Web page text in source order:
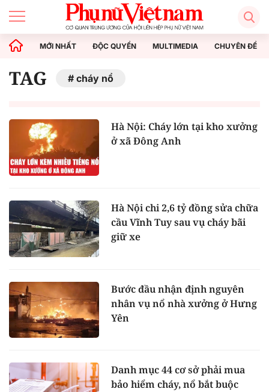
MỚI NHẤT ĐỘC QUYỀN MULTIMEDIA CHUYÊN ĐỀ
TAG cháy nổ
Hà Nội: Cháy lớn tại kho xưởng
ở xã Đông Anh
Hà Nội chi 2,6 tỷ đồng sửa chữa
cầu Vĩnh Tuy sau vụ cháy bãi
giữ xe
Bước đầu nhận định nguyên
nhân vụ nổ nhà xưởng ở Hưng
Yên
Danh mục 44 cơ sở phải mua
bảo hiểm cháy, nổ bắt buộc